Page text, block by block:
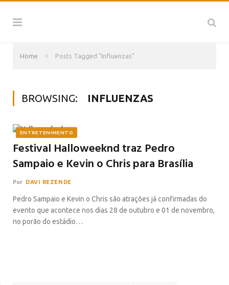
Home » Posts Tagged "Influenzas"
BROWSING: INFLUENZAS
ENTRETENIMENTO
Festival Halloweeknd traz Pedro
Sampaio e Kevin o Chris para Brasília
Por DAVI REZENDE
Pedro Sampaio e Kevin o Chris são atrações já confirmadas do
evento que acontece nos dias 28 de outubro e 01 de novembro,
no porão do estádio…